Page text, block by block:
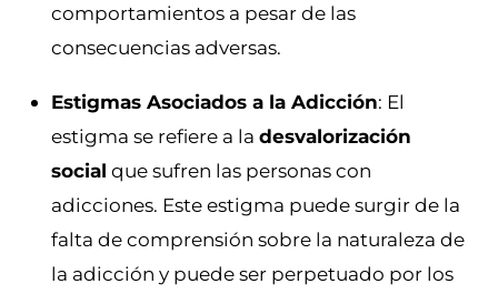
comportamientos a pesar de las
consecuencias adversas.
Estigmas Asociados a la Adicción: El
estigma se refiere a la desvalorización
social que sufren las personas con
adicciones. Este estigma puede surgir de la
falta de comprensión sobre la naturaleza de
la adicción y puede ser perpetuado por los